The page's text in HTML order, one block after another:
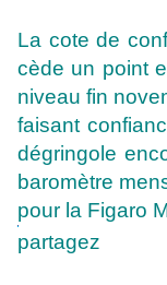
La cote de
cède un point
niveau fin
faisant
dégringole
baromètre
pour la Figaro
partagez